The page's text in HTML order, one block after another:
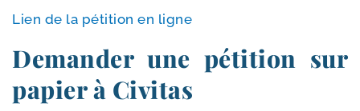
Lien de la péti­tion en ligne
Demander une pétition sur
papier à Civitas